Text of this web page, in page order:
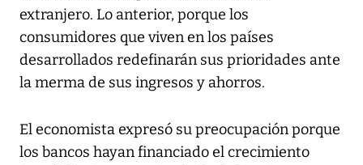
extranjero. Lo anterior, porque los
consumidores que viven en los países
desarrollados redefinarán sus prioridades ante
la merma de sus ingresos y ahorros.
El economista expresó su preocupación porque
los bancos hayan financiado el crecimiento